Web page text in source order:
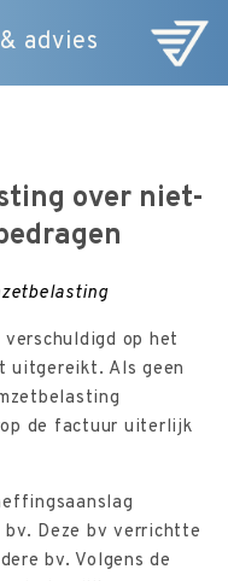
advies
over niet-
op het
uitgereikt. Als geen
de factuur uiterlijk
Deze bv verrichtte
bv. Volgens de